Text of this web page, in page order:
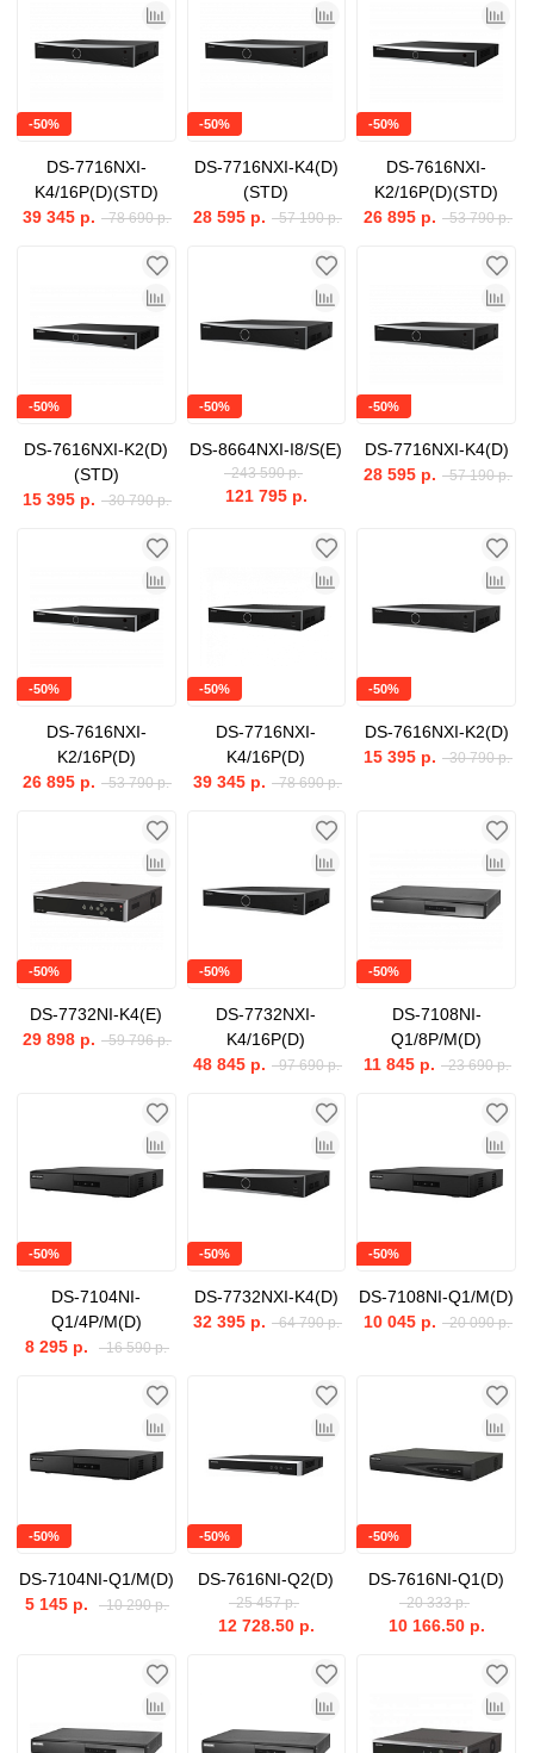
-50%
DS-7716NXI-
K4/16P(D)(STD)
78 690 р.
39 345 р.
-50%
DS-7716NXI-K4(D)
(STD)
57 190 р.
28 595 р.
-50%
DS-7616NXI-
K2/16P(D)(STD)
53 790 р.
26 895 р.
-50%
DS-7616NXI-K2(D)
(STD)
30 790 р.
15 395 р.
-50%
DS-8664NXI-I8/S(E)
243 590 р.
121 795 р.
-50%
DS-7716NXI-K4(D)
57 190 р.
28 595 р.
-50%
DS-7616NXI-
K2/16P(D)
53 790 р.
26 895 р.
-50%
DS-7716NXI-
K4/16P(D)
78 690 р.
39 345 р.
-50%
DS-7616NXI-K2(D)
30 790 р.
15 395 р.
-50%
DS-7732NI-K4(E)
59 796 р.
29 898 р.
-50%
DS-7732NXI-
K4/16P(D)
97 690 р.
48 845 р.
-50%
DS-7108NI-
Q1/8P/M(D)
23 690 р.
11 845 р.
-50%
DS-7104NI-
Q1/4P/M(D)
16 590 р.
8 295 р.
-50%
DS-7732NXI-K4(D)
64 790 р.
32 395 р.
-50%
DS-7108NI-Q1/M(D)
20 090 р.
10 045 р.
-50%
DS-7104NI-Q1/M(D)
10 290 р.
5 145 р.
-50%
DS-7616NI-Q2(D)
25 457 р.
12 728.50 р.
-50%
DS-7616NI-Q1(D)
20 333 р.
10 166.50 р.